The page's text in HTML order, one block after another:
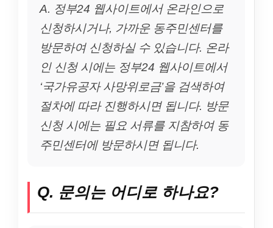
A. 정부24 웹사이트에서 온라인으로
신청하시거나, 가까운 동주민센터를
방문하여 신청하실 수 있습니다. 온라
인 신청 시에는 정부24 웹사이트에서
‘국가유공자 사망위로금’을 검색하여
절차에 따라 진행하시면 됩니다. 방문
신청 시에는 필요 서류를 지참하여 동
주민센터에 방문하시면 됩니다.
Q. 문의는 어디로 하나요?